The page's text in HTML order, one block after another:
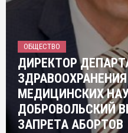
ОБЩЕСТВО
ДИРЕКТОР
МЕДИЦИНСКИХ
ДОБРОВОЛЬСКИЙ
ЗАПРЕТА АБОРТОВ